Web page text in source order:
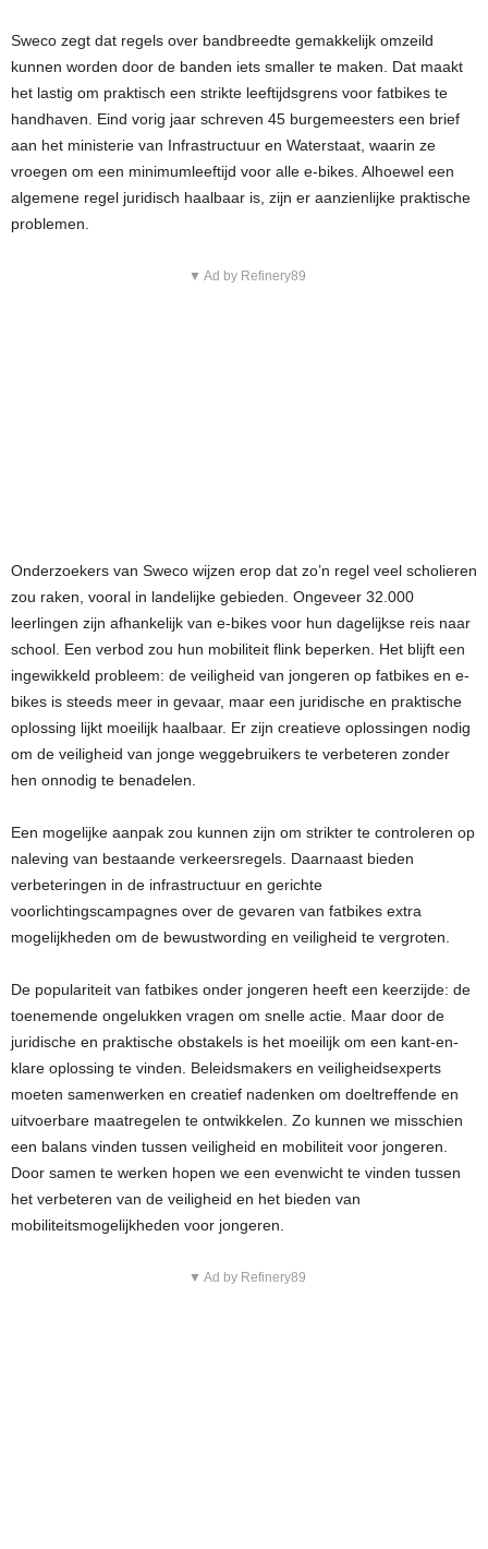
Sweco zegt dat regels over bandbreedte gemakkelijk omzeild
kunnen worden door de banden iets smaller te maken. Dat maakt
het lastig om praktisch een strikte leeftijdsgrens voor fatbikes te
handhaven. Eind vorig jaar schreven 45 burgemeesters een brief
aan het ministerie van Infrastructuur en Waterstaat, waarin ze
vroegen om een minimumleeftijd voor alle e-bikes. Alhoewel een
algemene regel juridisch haalbaar is, zijn er aanzienlijke praktische
problemen.
▼ Ad by Refinery89
Onderzoekers van Sweco wijzen erop dat zo’n regel veel scholieren
zou raken, vooral in landelijke gebieden. Ongeveer 32.000
leerlingen zijn afhankelijk van e-bikes voor hun dagelijkse reis naar
school. Een verbod zou hun mobiliteit flink beperken. Het blijft een
ingewikkeld probleem: de veiligheid van jongeren op fatbikes en e-
bikes is steeds meer in gevaar, maar een juridische en praktische
oplossing lijkt moeilijk haalbaar. Er zijn creatieve oplossingen nodig
om de veiligheid van jonge weggebruikers te verbeteren zonder
hen onnodig te benadelen.
Een mogelijke aanpak zou kunnen zijn om strikter te controleren op
naleving van bestaande verkeersregels. Daarnaast bieden
verbeteringen in de infrastructuur en gerichte
voorlichtingscampagnes over de gevaren van fatbikes extra
mogelijkheden om de bewustwording en veiligheid te vergroten.
De populariteit van fatbikes onder jongeren heeft een keerzijde: de
toenemende ongelukken vragen om snelle actie. Maar door de
juridische en praktische obstakels is het moeilijk om een kant-en-
klare oplossing te vinden. Beleidsmakers en veiligheidsexperts
moeten samenwerken en creatief nadenken om doeltreffende en
uitvoerbare maatregelen te ontwikkelen. Zo kunnen we misschien
een balans vinden tussen veiligheid en mobiliteit voor jongeren.
Door samen te werken hopen we een evenwicht te vinden tussen
het verbeteren van de veiligheid en het bieden van
mobiliteitsmogelijkheden voor jongeren.
▼ Ad by Refinery89